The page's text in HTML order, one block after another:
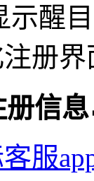
示醒
册界
信息
服